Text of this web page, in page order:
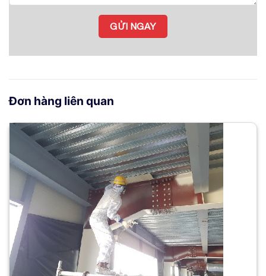
Đơn hàng liên quan